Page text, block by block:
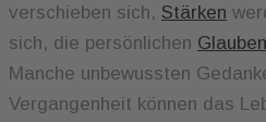
verschieben sich, Stärken
sich, die persönlichen
Manche unbewussten
Vergangenheit können das